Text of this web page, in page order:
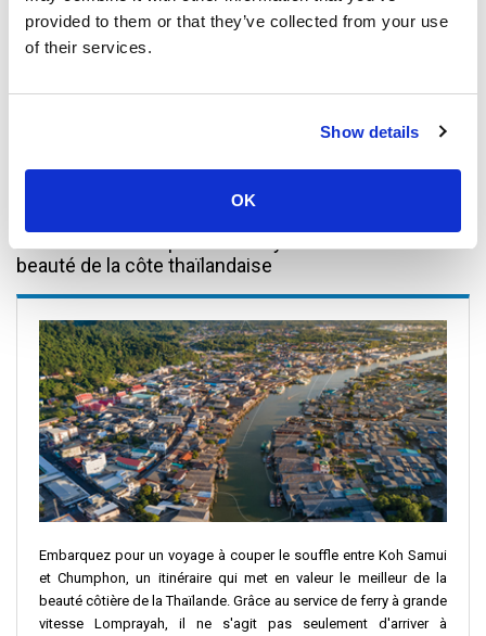
provided to them or that they’ve collected from your use
of their services.
Show details
OK
Classe économique
beauté de la côte thaïlandaise
Embarquez pour un voyage à couper le souffle entre Koh Samui
et Chumphon, un itinéraire qui met en valeur le meilleur de la
beauté côtière de la Thaïlande. Grâce au service de ferry à grande
vitesse Lomprayah, il ne s'agit pas seulement d'arriver à